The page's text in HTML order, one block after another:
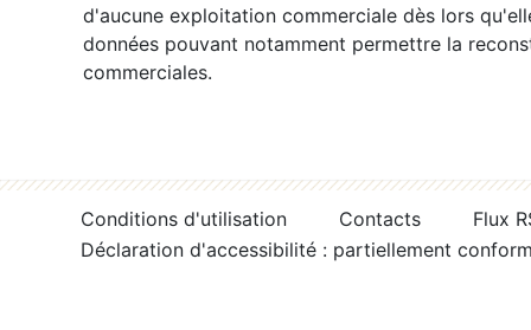
d'aucune exploitation commerciale dès lors
données pouvant notamment permettre la
commerciales.
Conditions d'utilisation Contacts
Flux
Déclaration d'accessibilité : partiellement